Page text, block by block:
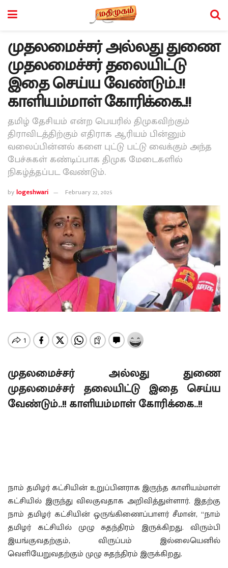
முதலமைச்சர் அல்லது துணை
முதலமைச்சர் தலையிட்டு
இதை செய்ய வேண்டும்..!!
காளியம்மாள் கோரிக்கை..!!
தமிழ் தேசியம் என்ற பெயரில் திமுகவிற்கும்
திராவிடத்திற்கும் எதிராக ஆரியம் பின்னும்
வலைப்பின்னல் களை புட்டு பட்டு வைக்கும் அந்த
பேச்சுகள் கண்டிப்பாக திமுக மேடைகளில்
நிகழ்த்தப்பட வேண்டும்.
bylogeshwari February 22, 2025
முதலமைச்சர் அல்லது துணை
முதலமைச்சர் தலையிட்டு இதை செய்ய
வேண்டும்..!! காளியம்மாள் கோரிக்கை..!!
நாம் தமிழர் கட்சியின் உறுப்பினராக இருந்த காளியம்மாள்
கட்சியில் இருந்து விலகுவதாக அறிவித்துள்ளார். இதற்கு
நாம் தமிழர் கட்சியின் ஒருங்கிணைப்பாளர் சீமான், “நாம்
தமிழர் கட்சியில் முழு சுதந்திரம் இருக்கிறது. விரும்பி
இயங்குவதற்கும், விருப்பம் இல்லையெனில்
வெளியேறுவதற்கும் முழு சுதந்திரம் இருக்கிறது.